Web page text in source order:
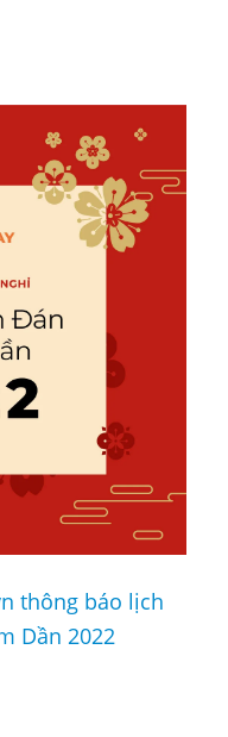
thông báo lịch
Dần 2022